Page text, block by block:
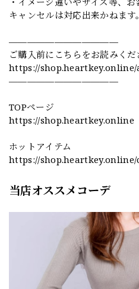
キャンセルは対応出来かねます。
————————————
ご購入前にこちらをお読みくだ
https://
————————————
TOPページ
https://shop.heartkey.online
ホットアイテム
https://shop.heartkey.online/
当店オススメコーデ